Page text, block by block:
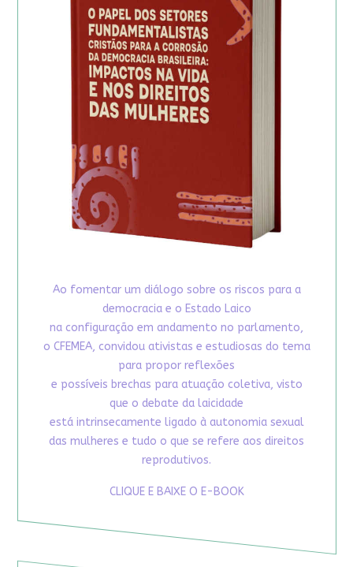
Ao fomentar um diálogo sobre os riscos para a
democracia e o Estado Laico
na configuração em andamento no parlamento,
o CFEMEA, convidou ativistas e estudiosas do tema
para propor reflexões
e possíveis brechas para atuação coletiva, visto
que o debate da laicidade
está intrinsecamente ligado à autonomia sexual
das mulheres e tudo o que se refere aos direitos
reprodutivos.
CLIQUE E BAIXE O E-BOOK